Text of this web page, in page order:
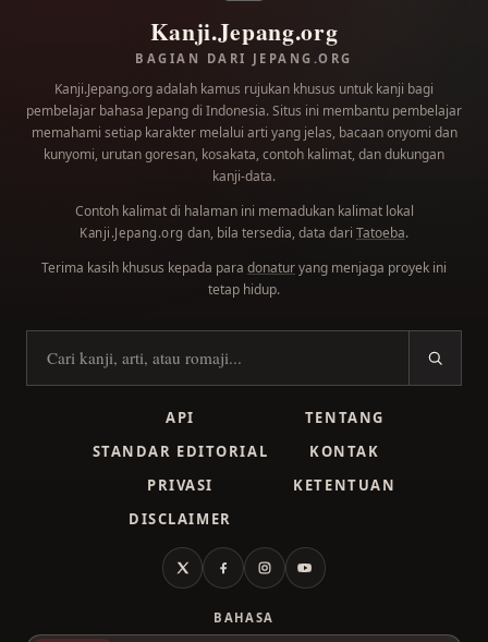
Kanji.Jepang.org
BAGIAN DARI JEPANG.ORG
Kanji.Jepang.org adalah kamus rujukan khusus untuk kanji bagi
pembelajar bahasa Jepang di Indonesia. Situs ini membantu pembelajar
memahami setiap karakter melalui arti yang jelas, bacaan onyomi dan
kunyomi, urutan goresan, kosakata, contoh kalimat, dan dukungan
kanji-data.
Contoh kalimat di halaman ini memadukan kalimat lokal
Kanji.Jepang.org dan, bila tersedia, data dari Tatoeba.
Terima kasih khusus kepada para donaturyang menjaga proyek ini
tetap hidup.
Cari kanji
API
TENTANG
STANDAR EDITORIAL
KONTAK
PRIVASI
KETENTUAN
DISCLAIMER
X FacebookInstagramYouTube
BAHASA